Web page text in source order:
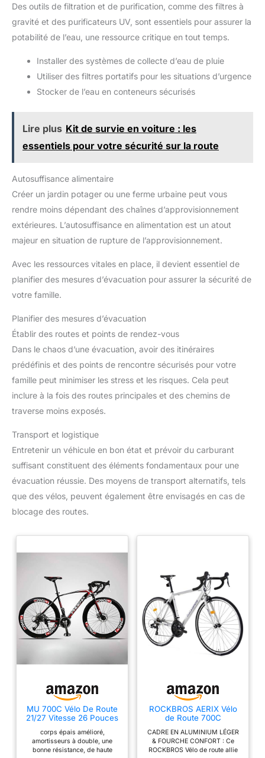
Des outils de filtration et de purification, comme des filtres à
gravité et des purificateurs UV, sont essentiels pour assurer la
potabilité de l’eau, une ressource critique en tout temps.
Installer des systèmes de collecte d’eau de pluie
Utiliser des filtres portatifs pour les situations d’urgence
Stocker de l’eau en conteneurs sécurisés
Lire plus Kit de survie en voiture : les
essentiels pour votre sécurité sur la route
Autosuffisance alimentaire
Créer un jardin potager ou une ferme urbaine peut vous
rendre moins dépendant des chaînes d’approvisionnement
extérieures. L’autosuffisance en alimentation est un atout
majeur en situation de rupture de l’approvisionnement.
Avec les ressources vitales en place, il devient essentiel de
planifier des mesures d’évacuation pour assurer la sécurité de
votre famille.
Planifier des mesures d’évacuation
Établir des routes et points de rendez-vous
Dans le chaos d’une évacuation, avoir des itinéraires
prédéfinis et des points de rencontre sécurisés pour votre
famille peut minimiser les stress et les risques. Cela peut
inclure à la fois des routes principales et des chemins de
traverse moins exposés.
Transport et logistique
Entretenir un véhicule en bon état et prévoir du carburant
suffisant constituent des éléments fondamentaux pour une
évacuation réussie. Des moyens de transport alternatifs, tels
que des vélos, peuvent également être envisagés en cas de
blocage des routes.
MU 700C Vélo De Route
21/27 Vitesse 26 Pouces
Vélo Course Automobile
Étudiant Mâle Et Femelle
Route Variables,A,Taille
corps épais amélioré,
amortisseurs à double, une
bonne résistance, de haute
ROCKBROS AERIX Vélo
de Route 700C
Aluminium 16 Vitesses,
Léger 11,36 kg, Guidon
Droit, Vélo Fitness
Débutant Loisirs
CADRE EN ALUMINIUM LÉGER
& FOURCHE CONFORT : Ce
ROCKBROS Vélo de route allie